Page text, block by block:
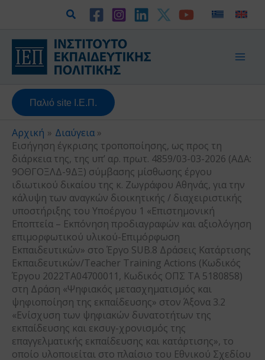
περιεχόμενο
Αναζήτηση
Παλιό site Ι.Ε.Π.
Αρχική
Διαύγεια
Εισήγηση έγκρισης τροποποίησης, ως προς τη
διάρκεια της, της υπ’ αρ. πρωτ. 4859/03-03-2026 (ΑΔΑ:
9ΟΘΓΟΞΛΔ-9ΔΞ) σύμβασης μίσθωσης έργου
ιδιωτικού δικαίου της κ. Ζωγράφου Αθηνάς, για την
κάλυψη των αναγκών διοικητικής / διαχειριστικής
υποστήριξης του Υποέργου 1 «Επιστημονική
Εποπτεία – Εκπόνηση προδιαγραφών και αξιολόγηση
επιμορφωτικού υλικού-Επιμόρφωση
Εκπαιδευτικών» στο Έργο SUB.8 Δράσεις Κατάρτισης
Εκπαιδευτικών/Teacher Training Actions (Κωδικός
Έργου 2022ΤΑ04700011, Κωδικός ΟΠΣ ΤΑ 5180858)
στη Δράση «Ψηφιακός μετασχηματισμός και
ψηφιοποίηση της εκπαίδευσης» στον Άξονα 3.2
«Ενίσχυση των ψηφιακών δυνατοτήτων της
εκπαίδευσης και εκσυγ-χρονισμός της
επαγγελματικής εκπαίδευσης και κατάρτισης», το
οποίο υλοποιείται στο πλαίσιο του Εθνικού Σχεδίου